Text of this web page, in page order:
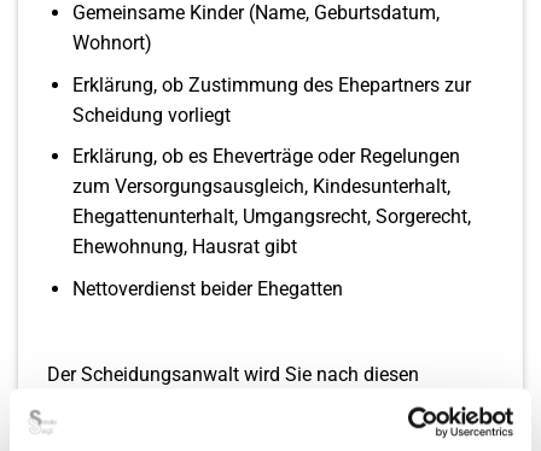
Gemeinsame Kinder (Name, Geburtsdatum,
Wohnort)
Erklärung, ob Zustimmung des Ehepartners zur
Scheidung vorliegt
Erklärung, ob es Eheverträge oder Regelungen
zum Versorgungsausgleich, Kindesunterhalt,
Ehegattenunterhalt, Umgangsrecht, Sorgerecht,
Ehewohnung, Hausrat gibt
Nettoverdienst beider Ehegatten
Der Scheidungsanwalt wird Sie nach diesen
unterstützen. Auch wenn Ihnen Angaben nicht